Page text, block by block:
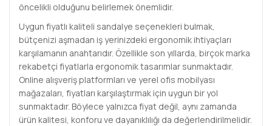
öncelikli olduğunu belirlemek önemlidir.
Uygun fiyatlı kaliteli sandalye seçenekleri bulmak,
bütçenizi aşmadan iş yerinizdeki ergonomik ihtiyaçları
karşılamanın anahtarıdır. Özellikle son yıllarda, birçok marka
rekabetçi fiyatlarla ergonomik tasarımlar sunmaktadır.
Online alışveriş platformları ve yerel ofis mobilyası
mağazaları, fiyatları karşılaştırmak için uygun bir yol
sunmaktadır. Böylece yalnızca fiyat değil, aynı zamanda
ürün kalitesi, konforu ve dayanıklılığı da değerlendirilmelidir.